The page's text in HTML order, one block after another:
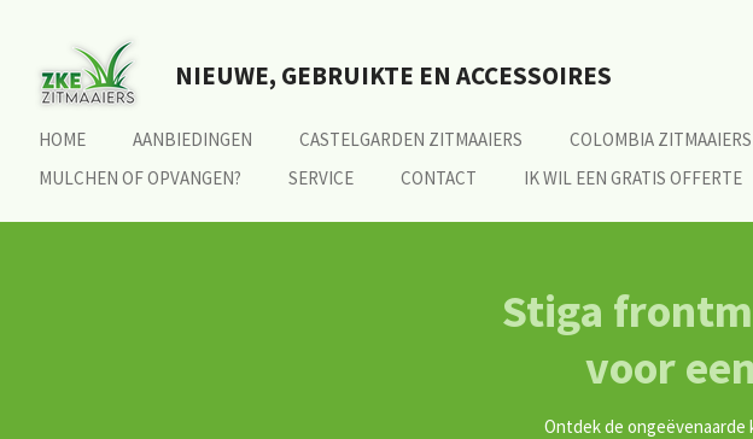
naar
hoofdinhoud
NIEUWE, GEBRUIKTE EN ACCESSOIRES
HOME AANBIEDINGEN CASTELGARDEN ZITMAAIERS COLOMBIA ZITMAAIERS
MULCHEN OF OPVANGEN?
SERVICE CONTACT IK WIL EEN GRATIS OFFERTE
Stiga
voor
Ontdek de ongeëvenaarde